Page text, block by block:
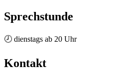
Sprechstunde
🕗 dienstags ab 20 Uhr
Kontakt